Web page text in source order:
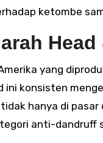
ketombe
yang
ini konsisten
hanya di
anti-dandruff